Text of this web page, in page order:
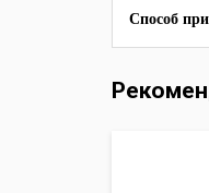
Способ